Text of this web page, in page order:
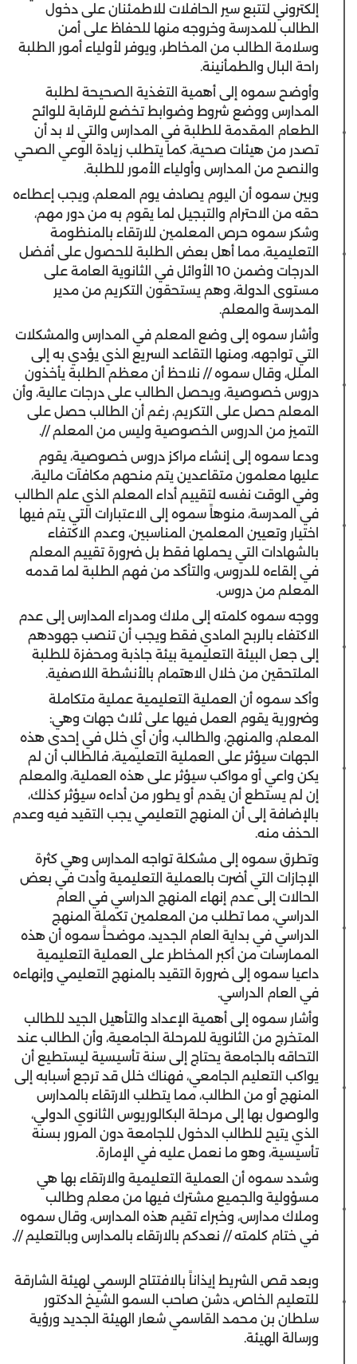
إلكتروني لتتبع سير الحافلات للاطمئنان على دخول
الطالب للمدرسة وخروجه منها للحفاظ على أمن
وسلامة الطالب من المخاطر، ويوفر لأولياء أمور الطلبة
راحة البال والطمأنينة.
وأوضح سموه إلى أهمية التغذية الصحيحة لطلبة
المدارس ووضع شروط وضوابط تخضع للرقابة للوائح
الطعام المقدمة للطلبة في المدارس والتي لا بد أن
تصدر من هيئات صحية، كما يتطلب زيادة الوعي الصحي
والنصح من المدارس وأولياء الأمور للطلبة.
وبين سموه أن اليوم يصادف يوم المعلم، ويجب إعطاءه
حقه من الاحترام والتبجيل لما يقوم به من دور مهم،
وشكر سموه حرص المعلمين للارتقاء بالمنظومة
التعليمية، مما أهل بعض الطلبة للحصول على أفضل
الدرجات وضمن 10 الأوائل في الثانوية العامة على
مستوى الدولة، وهم يستحقون التكريم من مدير
المدرسة والمعلم.
وأشار سموه إلى وضع المعلم في المدارس والمشكلات
التي تواجهه، ومنها التقاعد السريع الذي يؤدي به إلى
الملل، وقال سموه // نلاحظ أن معظم الطلبة يأخذون
دروس خصوصية، ويحصل الطالب على درجات عالية، وأن
المعلم حصل على التكريم، رغم أن الطالب حصل على
التميز من الدروس الخصوصية وليس من المعلم //.
ودعا سموه إلى إنشاء مراكز دروس خصوصية، يقوم
عليها معلمون متقاعدين يتم منحهم مكافآت مالية،
وفي الوقت نفسه لتقييم أداء المعلم الذي علم الطالب
في المدرسة، منوهاً سموه إلى الاعتبارات التي يتم فيها
اختيار وتعيين المعلمين المناسبين، وعدم الاكتفاء
بالشهادات التي يحملها فقط بل ضرورة تقييم المعلم
في إلقاءه للدروس، والتأكد من فهم الطلبة لما قدمه
المعلم من دروس.
ووجه سموه كلمته إلى ملاك ومدراء المدارس إلى عدم
الاكتفاء بالربح المادي فقط ويجب أن تنصب جهودهم
إلى جعل البيئة التعليمية بيئة جاذبة ومحفزة للطلبة
الملتحقين من خلال الاهتمام بالأنشطة اللاصفية.
وأكد سموه أن العملية التعليمية عملية متكاملة
وضرورية يقوم العمل فيها على ثلاث جهات وهي:
المعلم، والمنهج، والطالب، وأن أي خلل في إحدى هذه
الجهات سيؤثر على العملية التعليمية، فالطالب أن لم
يكن واعي أو مواكب سيؤثر على هذه العملية، والمعلم
إن لم يستطع أن يقدم أو يطور من أداءه سيؤثر كذلك،
بالإضافة إلى أن المنهج التعليمي يجب التقيد فيه وعدم
الحذف منه.
وتطرق سموه إلى مشكلة تواجه المدارس وهي كثرة
الإجازات التي أضرت بالعملية التعليمية وأدت في بعض
الحالات إلى عدم إنهاء المنهج الدراسي في العام
الدراسي، مما تطلب من المعلمين تكملة المنهج
الدراسي في بداية العام الجديد، موضحاً سموه أن هذه
الممارسات من أكبر المخاطر على العملية التعليمية
داعيا سموه إلى ضرورة التقيد بالمنهج التعليمي وإنهاءه
في العام الدراسي.
وأشار سموه إلى أهمية الإعداد والتأهيل الجيد للطالب
المتخرج من الثانوية للمرحلة الجامعية، وأن الطالب عند
التحاقه بالجامعة يحتاج إلى سنة تأسيسية ليستطيع أن
يواكب التعليم الجامعي، فهناك خلل قد ترجع أسبابه إلى
المنهج أو من الطالب، مما يتطلب الارتقاء بالمدارس
والوصول بها إلى مرحلة البكالوريوس الثانوي الدولي،
الذي يتيح للطالب الدخول للجامعة دون المرور بسنة
تأسيسية، وهو ما نعمل عليه في الإمارة.
وشدد سموه أن العملية التعليمية والارتقاء بها هي
مسؤولية والجميع مشترك فيها من معلم وطالب
وملاك مدارس، وخبراء تقيم هذه المدارس، وقال سموه
في ختام كلمته // نعدكم بالارتقاء بالمدارس وبالتعليم //.
وبعد قص الشريط إيذاناً بالافتتاح الرسمي لهيئة الشارقة
للتعليم الخاص، دشن صاحب السمو الشيخ الدكتور
سلطان بن محمد القاسمي شعار الهيئة الجديد ورؤية
ورسالة الهيئة.